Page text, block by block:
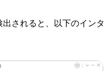
されると、以下のインタ